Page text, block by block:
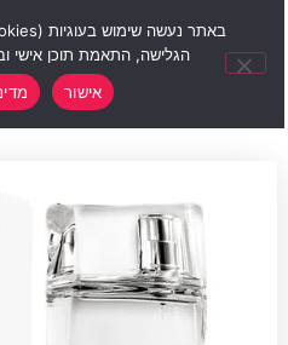
הגלישה, התאמת תוכן אישי
אישור